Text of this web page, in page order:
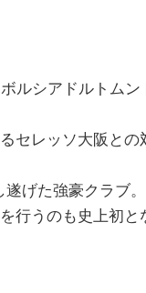
ルシアドルトムン
セレッソ大阪との
げた強豪クラブ。
行うのも史上初と